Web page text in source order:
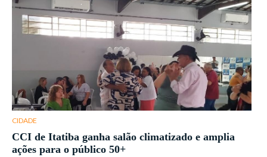
CIDADE
CCI de Itatiba ganha salão climatizado e amplia
ações para o público 50+